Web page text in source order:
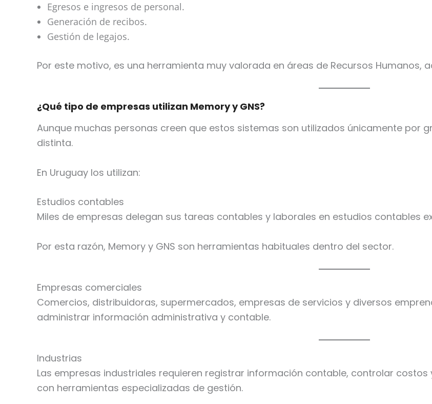
Egresos e ingresos de personal.
Generación de recibos.
Gestión de legajos.
Por este motivo, es una herramienta muy valorada en áreas de Recursos Humanos,
¿Qué tipo de empresas utilizan Memory y GNS?
Aunque muchas personas creen que estos sistemas son utilizados únicamente por
distinta.
En Uruguay los utilizan:
Estudios contables
Miles de empresas delegan sus tareas contables y laborales en estudios contables
Por esta razón, Memory y GNS son herramientas habituales dentro del sector.
Empresas comerciales
Comercios, distribuidoras, supermercados, empresas de servicios y diversos
administrar información administrativa y contable.
Industrias
Las empresas industriales requieren registrar información contable, controlar
con herramientas especializadas de gestión.